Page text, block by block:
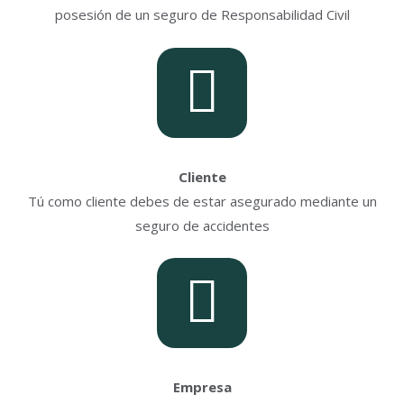
posesión de un seguro de Responsabilidad Civil
Cliente
Tú como cliente debes de estar asegurado mediante un
seguro de accidentes
Empresa